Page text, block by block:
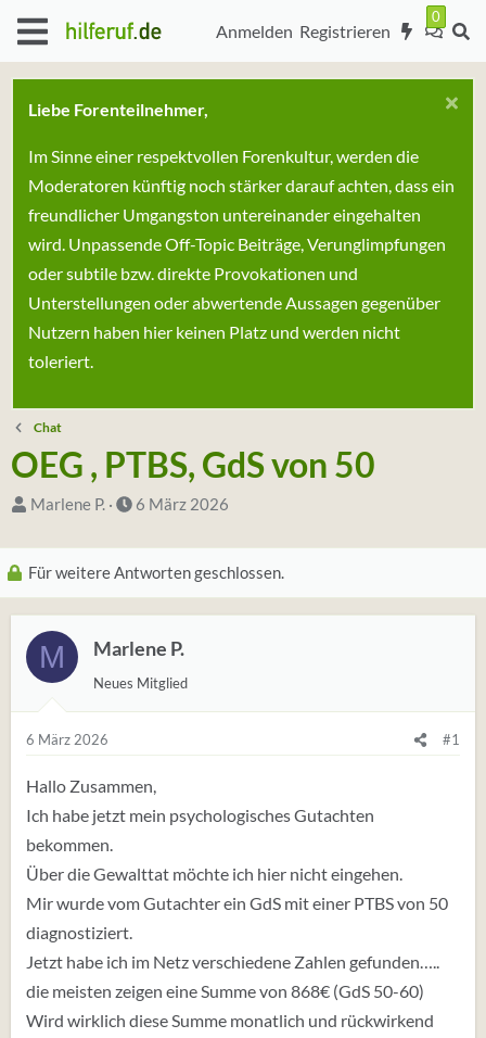
Anmelden Registrieren
Liebe Forenteilnehmer,
Im Sinne einer respektvollen Forenkultur, werden die
Moderatoren künftig noch stärker darauf achten, dass ein
freundlicher Umgangston untereinander eingehalten
wird. Unpassende Off-Topic Beiträge, Verunglimpfungen
oder subtile bzw. direkte Provokationen und
Unterstellungen oder abwertende Aussagen gegenüber
Nutzern haben hier keinen Platz und werden nicht
toleriert.
Chat
OEG , PTBS, GdS von 50
S
r
t
e
r
n
Marlene P.
D
u
m
a
6 März 2026
Für weitere Antworten geschlossen.
M Marlene P.
Neues Mitglied
6 März 2026 #1
Hallo Zusammen,
Ich habe jetzt mein psychologisches Gutachten
bekommen.
Über die Gewalttat möchte ich hier nicht eingehen.
Mir wurde vom Gutachter ein GdS mit einer PTBS von 50
diagnostiziert.
Jetzt habe ich im Netz verschiedene Zahlen gefunden…..
die meisten zeigen eine Summe von 868€ (GdS 50-60)
Wird wirklich diese Summe monatlich und rückwirkend